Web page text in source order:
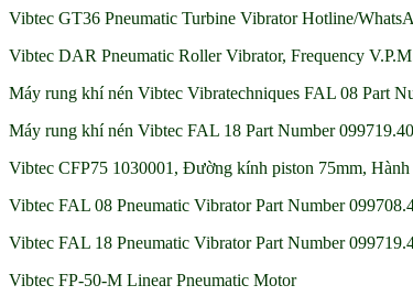
Vibtec GT36 Pneumatic Turbine Vibrator Hotline/
Vibtec DAR Pneumatic Roller Vibrator, Frequency
Máy rung khí nén Vibtec Vibratechniques FAL 08 Part
Máy rung khí nén Vibtec FAL 18 Part Number 099719.40
Vibtec CFP75 1030001, Đường kính piston 75mm,
Vibtec FAL 08 Pneumatic Vibrator Part Number
Vibtec FAL 18 Pneumatic Vibrator Part Number
Vibtec FP-50-M Linear Pneumatic Motor